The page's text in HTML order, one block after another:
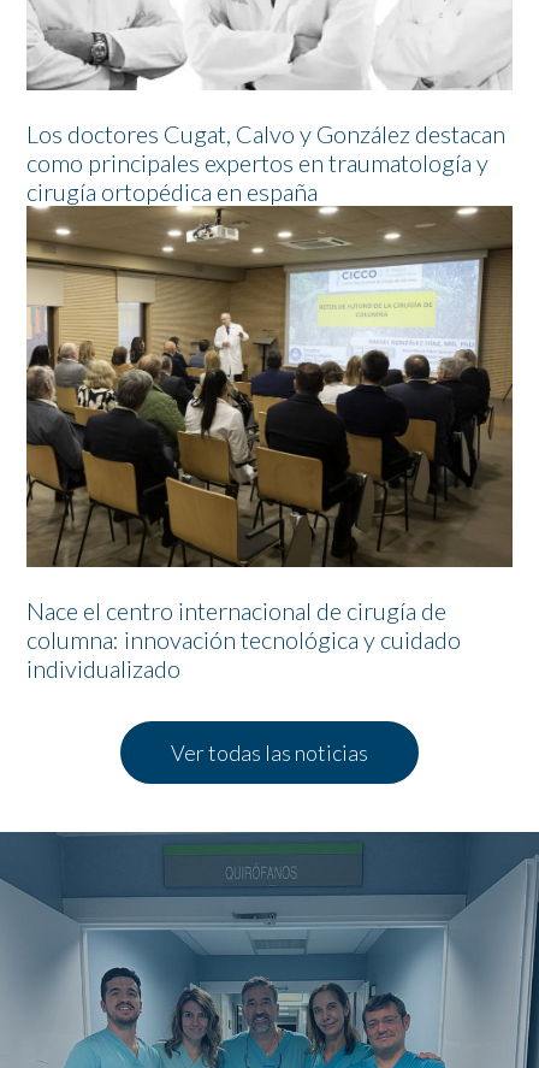
Los doctores Cugat, Calvo y González destacan
como principales expertos en traumatología y
cirugía ortopédica en españa
Nace el centro internacional de cirugía de
columna: innovación tecnológica y cuidado
individualizado
Ver todas las noticias